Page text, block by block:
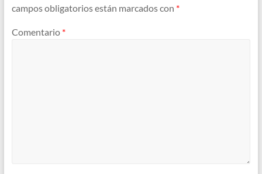
campos obligatorios están marcados con *
Comentario *